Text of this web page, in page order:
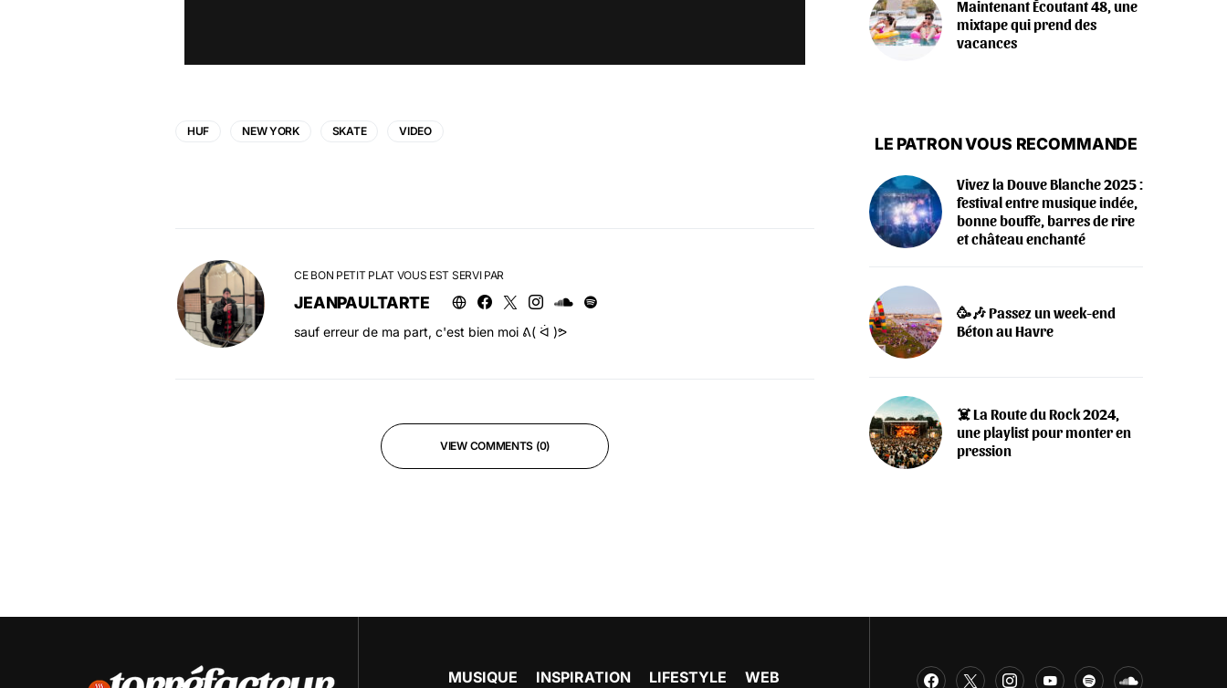
HUF NEW YORK SKATE VIDEO
CE BON PETIT PLAT VOUS EST SERVI PAR
JEANPAULTARTE
sauf erreur de ma part, c'est bien moi ᕕ( ᐛ )ᕗ
VIEW COMMENTS (0)
Maintenant Écoutant 48, une
mixtape qui prend des
vacances
LE PATRON VOUS RECOMMANDE
Vivez la Douve Blanche 2025 :
festival entre musique indée,
bonne bouffe, barres de rire
et château enchanté
🥳🎶 Passez un week-end
Béton au Havre
‍☠️ La Route du Rock 2024,
une playlist pour monter en
pression
MUSIQUE INSPIRATION LIFESTYLE WEB